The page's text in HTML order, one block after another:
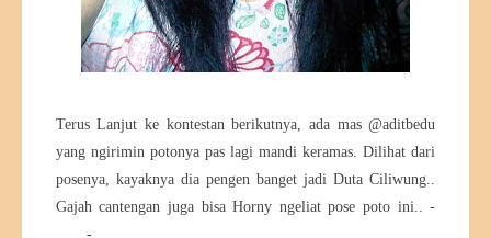
Terus Lanjut ke kontestan berikutnya, ada mas @aditbedu
yang ngirimin potonya pas lagi mandi keramas. Dilihat dari
posenya, kayaknya dia pengen banget jadi Duta Ciliwung..
Gajah cantengan juga bisa Horny ngeliat pose poto ini.. -
____-